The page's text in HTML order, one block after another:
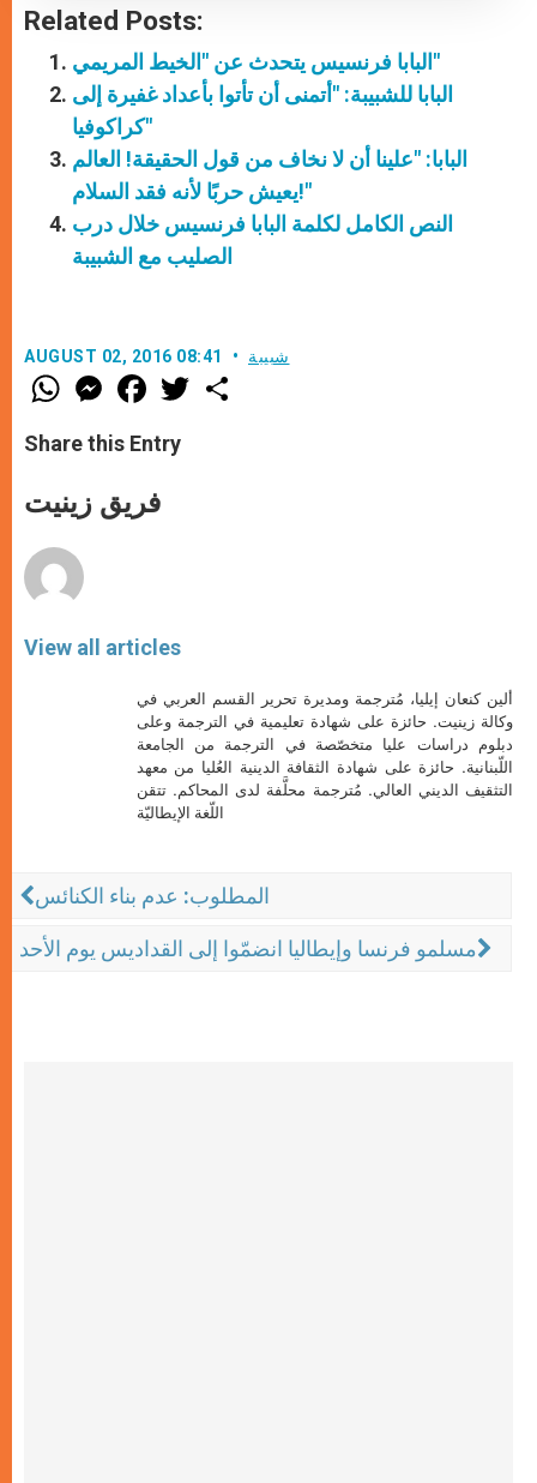
Related Posts:
البابا فرنسيس يتحدث عن "الخيط المريمي"
البابا للشبيبة: "أتمنى أن تأتوا بأعداد غفيرة إلى
كراكوفيا"
البابا: "علينا أن لا نخاف من قول الحقيقة! العالم
يعيش حربًا لأنه فقد السلام!"
النص الكامل لكلمة البابا فرنسيس خلال درب
الصليب مع الشبيبة
AUGUST 02, 2016 08:41 شبيبة
W
h
t
s
p
p
M
e
s
e
g
e
F
a
e
b
o
k
w
Share this Entry
فريق زينيت
View all articles
ألين كنعان إيليا، مُترجمة ومديرة تحرير القسم العربي في
وكالة زينيت. حائزة على شهادة تعليمية في الترجمة وعلى
دبلوم دراسات عليا متخصّصة في الترجمة من الجامعة
اللّبنانية. حائزة على شهادة الثقافة الدينية العُليا من معهد
التثقيف الديني العالي. مُترجمة محلَّفة لدى المحاكم. تتقن
اللّغة الإيطاليّة
المطلوب: عدم بناء الكنائس
مسلمو فرنسا وإيطاليا انضمّوا إلى القداديس يوم الأحد